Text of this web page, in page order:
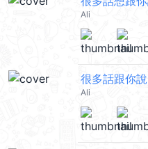
Ali
很多話跟你
Ali